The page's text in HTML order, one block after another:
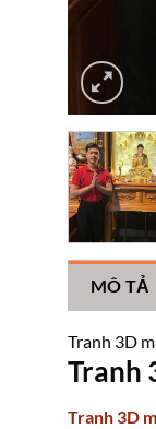
MÔ TẢ
Tranh 3D
Tranh
Tranh 3D